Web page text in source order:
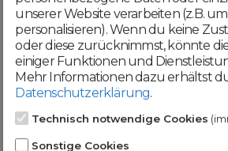
Werde jetzt Teil
DomainCatcher-
unserer Website verarbeiten (z.B.
personalisieren). Wenn du keine
oder diese zurücknimmst, könnte
einiger Funktionen und
Mehr Informationen dazu erhältst
Datenschutzerklärung.
Technisch notwendige Cookies
Sonstige Cookies